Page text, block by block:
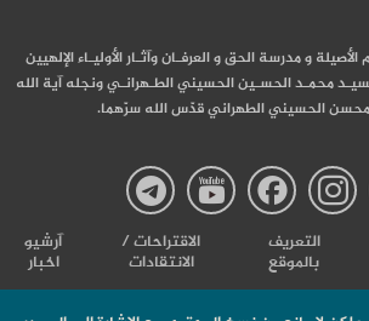
و مدرسة الحق و العرفـان وآثـار الأوليـاء الإلهيين
محمـد الحسـين الحسيني الطـهرانـي ونجله آية الله
الحسيني الطهراني قدّس الله سرّهما.
صفحة
صفحة
صفحة
التعریف
بالموقع
الاقتراحات /
الانتقادات
آرشیو
اخبار